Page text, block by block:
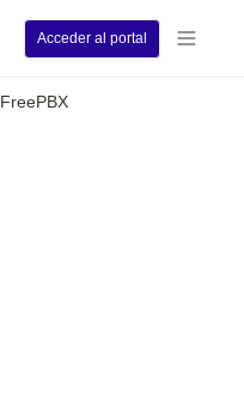
Acceder al portal
FreePBX